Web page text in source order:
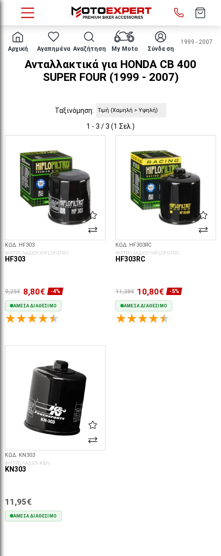
Αρχική Αγαπημένα Αναζήτηση My Moto Σύνδεση
HOME Μάρκα/μοντέλο HONDA CB 400 SUPER FOUR 1999 - 2007
Ανταλλακτικά για HONDA CB 400
SUPER FOUR (1999 - 2007)
Ταξινόμηση:
1 - 3 / 3 (1 Σελ.)
ΚΩΔ. HF303
ΦΙΛΤΡΟ ΛΑΔΙΟΥ HIFLOFILTRO
HF303
9,25€ 8,80€ -4%
ΆΜΕΣΑ ΔΙΑΘΈΣΙΜΟ
ΚΩΔ. HF303RC
ΦΙΛΤΡΟ ΛΑΔΙΟΥ HIFLOFILTRO
HF303RC
11,38€ 10,80€ -5%
ΆΜΕΣΑ ΔΙΑΘΈΣΙΜΟ
ΚΩΔ. KN303
ΦΙΛΤΡΟ ΛΑΔΙΟΥ K&N
KN303
11,95€
ΆΜΕΣΑ ΔΙΑΘΈΣΙΜΟ